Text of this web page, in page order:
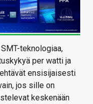
teknologiaa,
per watti ja
ensisijaisesti
jos sille on
keskenään